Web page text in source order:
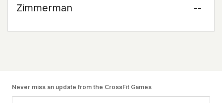
Zimmerman
--
Never miss an update from the CrossFit Games